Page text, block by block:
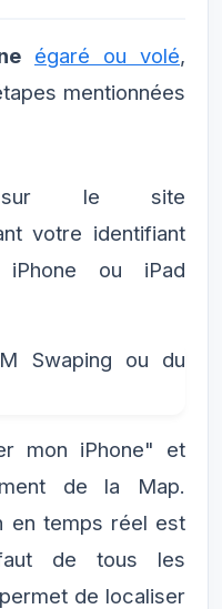
égaré ou volé,
mentionnées
sur le site
votre identifiant
ou iPad
mon iPhone" et
de la Map.
en temps réel est
de tous les
de localiser